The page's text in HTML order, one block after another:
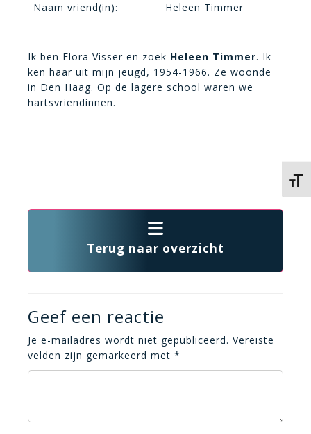
Naam vriend(in): Heleen Timmer
Ik ben Flora Visser en zoek Heleen Timmer. Ik
ken haar uit mijn jeugd, 1954-1966. Ze woonde
in Den Haag. Op de lagere school waren we
hartsvriendinnen.
Terug naar overzicht
Geef een reactie
Je e-mailadres wordt niet gepubliceerd. Vereiste
velden zijn gemarkeerd met *